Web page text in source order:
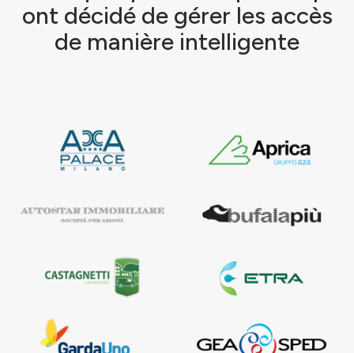
ont décidé de gérer les accès
de manière intelligente